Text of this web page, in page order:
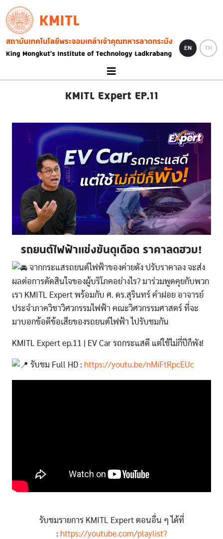
Skip to main content
KMITL
Image
EN TH
KMITL Expert EP.11
รถยนต์ไฟฟ้าแข่งขันดุเดือด ราคาลดฮวบ!
จากกระแสรถยนต์ไฟฟ้าของค่ายดัง ปรับราคาลง จะส่ง
ผลต่อการตัดสินใจของผู้บริโภคอย่างไร? มาร่วมพูดคุยกับพวก
เรา KMITL Expert พร้อมกับ ศ. ดร.สุรินทร์ คำฝอย อาจารย์
ประจำภาควิชาวิศวกรรมไฟฟ้า คณะวิศวกรรมศาสตร์ ที่จะ
มาบอกข้อดีข้อเสียของรถยนต์ไฟฟ้า ไปรับชมกัน
KMITL Expert ep.11 | EV Car รถกระแสดี แต่ใช้ไม่กี่ปีก็พัง!
รับชม Full HD : https://youtu.be/nMiFtRpcEUc
รับชมรายการ KMITL Expert ตอนอื่น ๆ ได้ที่
: https://youtube.com/playlist?